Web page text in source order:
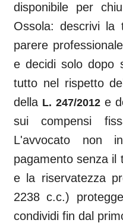
disponibile per
Ossola: descrivi la
parere
e decidi solo dopo
tutto nel rispetto
della L. 247/2012e
sui compensi
L'avvocato non
pagamento senza
e la riservatezza
2238 c.c.)
condividi fin dal